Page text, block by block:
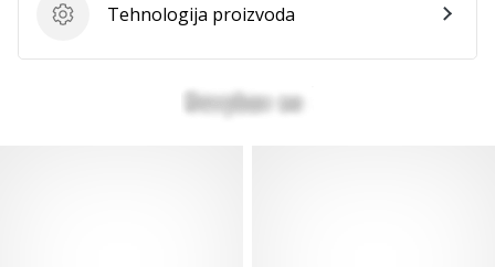
Tehnologija proizvoda
Tehnologija proizvoda